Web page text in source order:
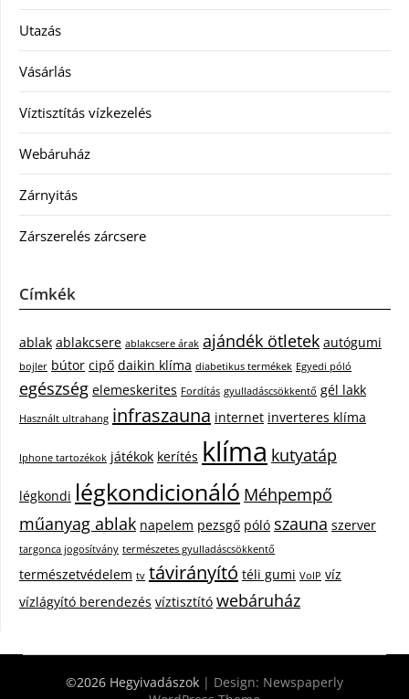
Utazás
Vásárlás
Víztisztítás vízkezelés
Webáruház
Zárnyitás
Zárszerelés zárcsere
Címkék
ablak ablakcsere ablakcsere árak ajándék ötletek autógumi
bojler bútor cipő daikin klíma diabetikus termékek Egyedi póló
egészség elemeskerites Fordítás gyulladáscsökkentő gél lakk
Használt ultrahang infraszauna internet inverteres klíma
Iphone tartozékok játékok kerítés klíma kutyatáp
légkondi légkondicionáló Méhpempő
műanyag ablak napelem pezsgő póló szauna szerver
targonca jogosítvány természetes gyulladáscsökkentő
természetvédelem tv távirányító téli gumi VoIP víz
vízlágyító berendezés víztisztító webáruház
©2026 Hegyivadászok | Design: Newspaperly